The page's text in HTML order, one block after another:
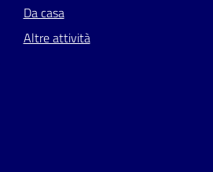
Da casa
Altre attività